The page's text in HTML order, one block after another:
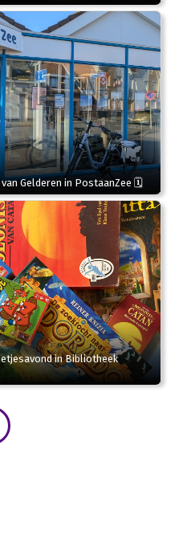
Gelderen in PostaanZee 🗓
in Bibliotheek